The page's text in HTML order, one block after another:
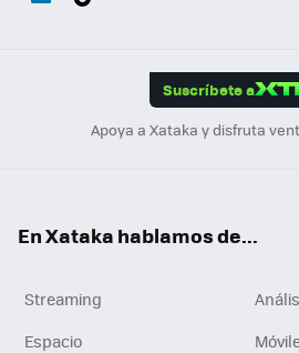
Suscríbete a
Apoya a Xataka y disfruta
En Xataka hablamos de...
Streaming
Espacio